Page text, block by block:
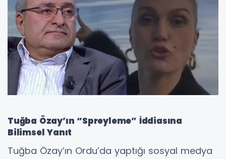
Tuğba Özay’ın “Spreyleme” İddiasına
Bilimsel Yanıt
Tuğba Özay’ın Ordu’da yaptığı sosyal medya